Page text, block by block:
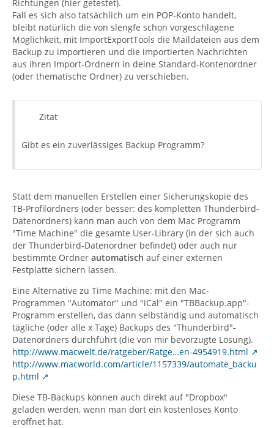
Richtungen (hier getestet).
Fall es sich also tatsächlich um ein POP-Konto handelt,
bleibt natürlich die von slengfe schon vorgeschlagene
Möglichkeit, mit ImportExportTools die Maildateien aus dem
Backup zu importieren und die importierten Nachrichten
aus ihren Import-Ordnern in deine Standard-Kontenordner
(oder thematische Ordner) zu verschieben.
Zitat
Gibt es ein zuverlässiges Backup Programm?
Statt dem manuellen Erstellen einer Sicherungskopie des
TB-Profilordners (oder besser: des kompletten Thunderbird-
Datenordners) kann man auch von dem Mac Programm
"Time Machine" die gesamte User-Library (in der sich auch
der Thunderbird-Datenordner befindet) oder auch nur
bestimmte Ordner automatisch auf einer externen
Festplatte sichern lassen.
Eine Alternative zu Time Machine: mit den Mac-
Programmen "Automator" und "iCal" ein "TBBackup.app"-
Programm erstellen, das dann selbständig und automatisch
tägliche (oder alle x Tage) Backups des "Thunderbird"-
Datenordners durchführt (die von mir bevorzugte Lösung).
http://www.macwelt.de/ratgeber/Ratge…en-4954919.html
http://www.macworld.com/article/1157339/automate_backu
p.html
Diese TB-Backups können auch direkt auf "Dropbox"
geladen werden, wenn man dort ein kostenloses Konto
eröffnet hat.